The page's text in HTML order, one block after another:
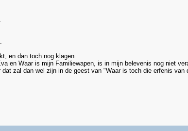
en dan toch nog klagen.
en Waar is mijn Familiewapen, is in mijn belevenis nog niet
zal dan wel zijn in de geest van "Waar is toch die erfenis van